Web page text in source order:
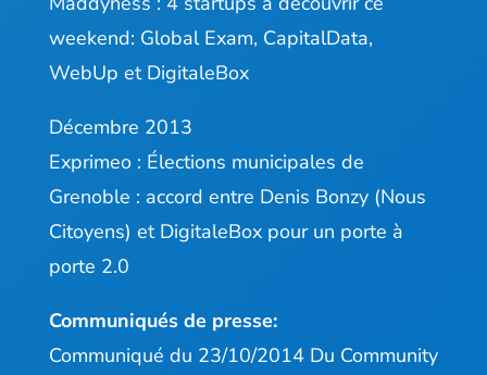
weekend: Global Exam, CapitalData,
WebUp et DigitaleBox
Décembre 2013
Exprimeo : Élections municipales de
Grenoble : accord entre Denis Bonzy (Nous
Citoyens) et DigitaleBox pour un porte à
porte 2.0
Communiqués de presse:
Communiqué du 23/10/2014 Du Community